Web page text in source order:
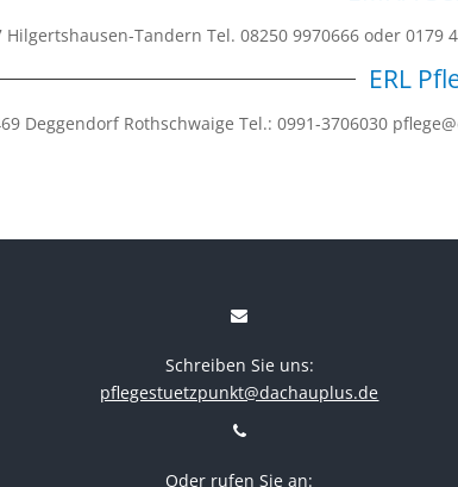
Tandern Tel. 08250 9970666 oder
ERL
Deggendorf Rothschwaige Tel.: 0991-3706030
Schreiben Sie uns:
pflegestuetzpunkt@dachauplus.de
Oder rufen Sie an: